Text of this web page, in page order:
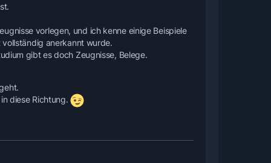
vorlegen, und ich kenne einige Beispiele
anerkannt wurde.
gibt es doch Zeugnisse, Belege.
diese Richtung.